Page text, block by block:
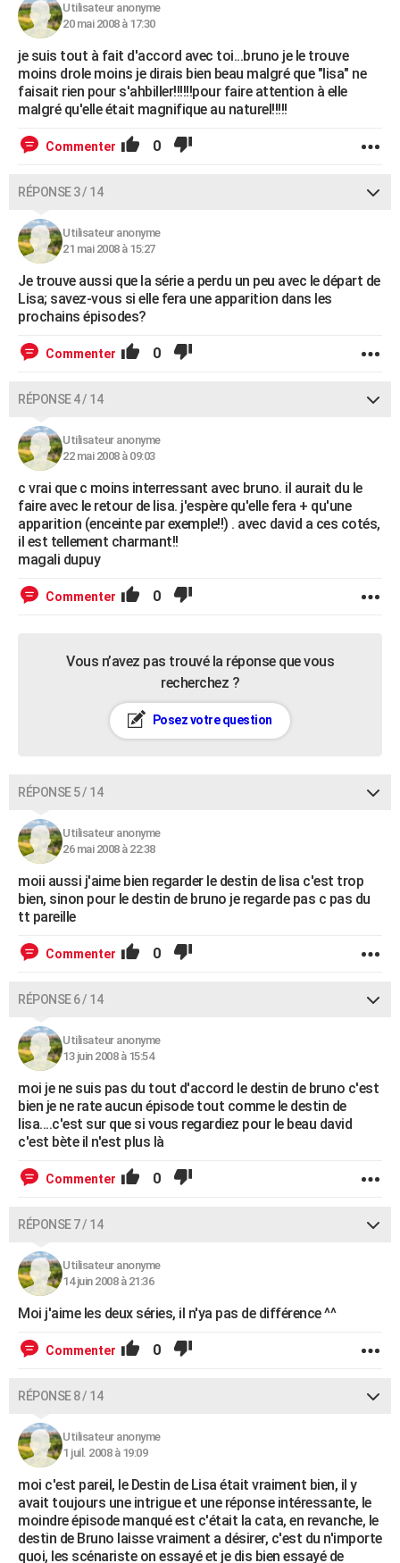
Utilisateur anonyme
20 mai 2008 à 17:30
je suis tout à fait d'accord avec toi...bruno je le trouve
moins drole moins je dirais bien beau malgré que "lisa" ne
faisait rien pour s'ahbiller!!!!!!pour faire attention à elle
malgré qu'elle était magnifique au naturel!!!!!
Commenter 0
RÉPONSE 3 / 14
Utilisateur anonyme
21 mai 2008 à 15:27
Je trouve aussi que la série a perdu un peu avec le départ de
Lisa; savez-vous si elle fera une apparition dans les
prochains épisodes?
Commenter 0
RÉPONSE 4 / 14
Utilisateur anonyme
22 mai 2008 à 09:03
c vrai que c moins interressant avec bruno. il aurait du le
faire avec le retour de lisa. j'espère qu'elle fera + qu'une
apparition (enceinte par exemple!!) . avec david a ces cotés,
il est tellement charmant!!
magali dupuy
Commenter 0
Vous n’avez pas trouvé la réponse que vous
recherchez ?
Posez votre question
RÉPONSE 5 / 14
Utilisateur anonyme
26 mai 2008 à 22:38
moii aussi j'aime bien regarder le destin de lisa c'est trop
bien, sinon pour le destin de bruno je regarde pas c pas du
tt pareille
Commenter 0
RÉPONSE 6 / 14
Utilisateur anonyme
13 juin 2008 à 15:54
moi je ne suis pas du tout d'accord le destin de bruno c'est
bien je ne rate aucun épisode tout comme le destin de
lisa....c'est sur que si vous regardiez pour le beau david
c'est bète il n'est plus là
Commenter 0
RÉPONSE 7 / 14
Utilisateur anonyme
14 juin 2008 à 21:36
Moi j'aime les deux séries, il n'ya pas de différence ^^
Commenter 0
RÉPONSE 8 / 14
Utilisateur anonyme
1 juil. 2008 à 19:09
moi c'est pareil, le Destin de Lisa était vraiment bien, il y
avait toujours une intrigue et une réponse intéressante, le
moindre épisode manqué est c'était la cata, en revanche, le
destin de Bruno laisse vraiment a désirer, c'est du n'importe
quoi, les scénariste on essayé et je dis bien essayé de